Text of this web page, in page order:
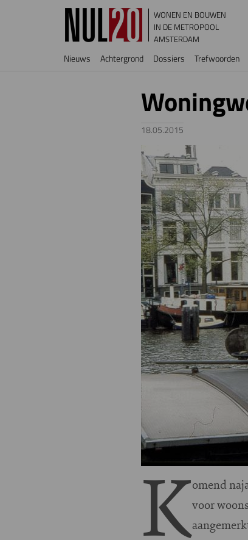
Overslaan en naar de inhoud gaan
WONEN EN BOUWEN
IN DE METROPOOL
AMSTERDAM
Hoofdnavigatie
Nieuws Achtergrond Dossiers Trefwoorden
18.05.2015
Image
Komend
voor